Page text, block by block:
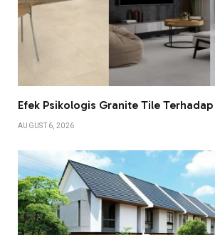
Efek Psikologis Granite Tile Terhadap
AUGUST 6, 2026